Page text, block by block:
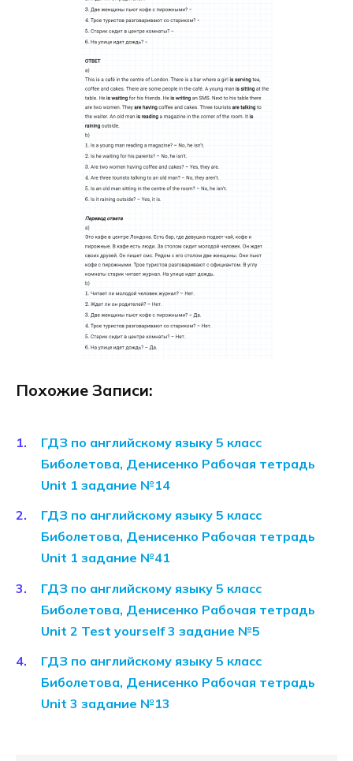
Похожие Записи:
ГДЗ по английскому языку 5 класс
Биболетова, Денисенко Рабочая тетрадь
Unit 1 задание №14
ГДЗ по английскому языку 5 класс
Биболетова, Денисенко Рабочая тетрадь
Unit 1 задание №41
ГДЗ по английскому языку 5 класс
Биболетова, Денисенко Рабочая тетрадь
Unit 2 Test yourself 3 задание №5
ГДЗ по английскому языку 5 класс
Биболетова, Денисенко Рабочая тетрадь
Unit 3 задание №13